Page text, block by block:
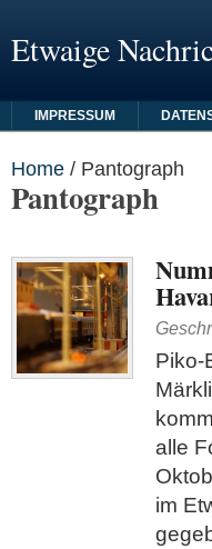
Etwaige
IMPRESSUM
Home / Pantograph
Pantograph
Piko-
alle
im